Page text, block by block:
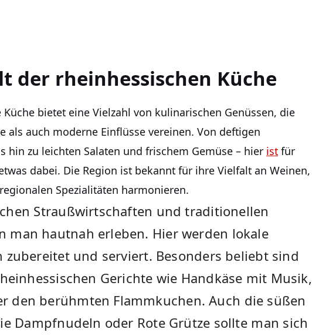
der​ rheinhessischen Küche
bietet eine Vielzahl von kulinarischen Genüssen, die
​als ⁤auch moderne Einflüsse vereinen. ‍Von deftigen
hin zu leichten ​Salaten und frischem​ Gemüse – hier ist für
dabei. Die Region‌ ist ⁤bekannt für ihre​ Vielfalt an Weinen,
⁢Spezialitäten harmonieren.
⁤Straußwirtschaften und traditionellen
man hautnah erleben. Hier ‍werden lokale
zubereitet ​und serviert. Besonders ‍beliebt sind
Gerichte wie Handkäse mit Musik,
den berühmten​ Flammkuchen. Auch⁤ die süßen
⁢Dampfnudeln ‍oder ​Rote Grütze sollte ⁢man⁤ sich